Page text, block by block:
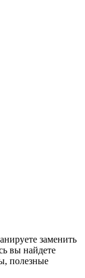
заменить
вы найдете
полезные